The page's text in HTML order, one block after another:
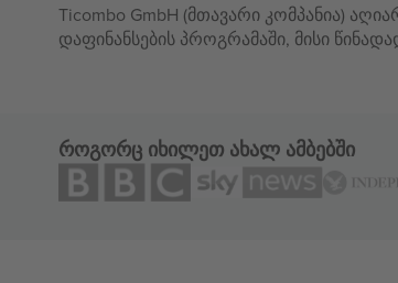
Ticombo GmbH (მთავარი კომპანია)
დაფინანსების პროგრამაში, მისი
როგორც იხილეთ ახალ ამბებში